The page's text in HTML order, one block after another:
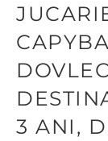
3 ANI,